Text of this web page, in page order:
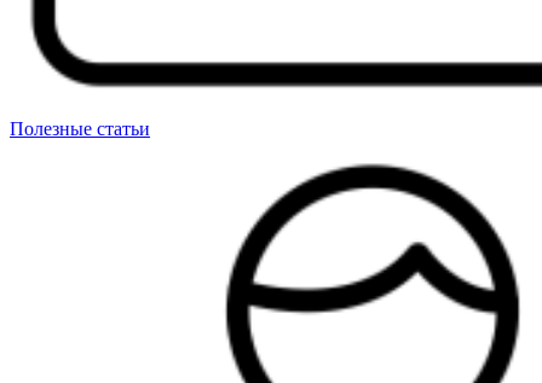
Полезные статьи